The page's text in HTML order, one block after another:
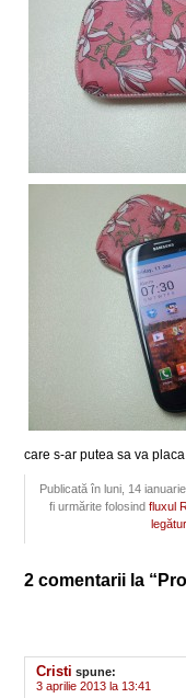
care s-ar putea sa va
Publicată în luni, 14
fi urmărite folosindfluxul
2 comentarii la
Cristi spune:
3 aprilie 2013 la 13:41